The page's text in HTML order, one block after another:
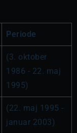
Periode
(3. oktober
1986 - 22. maj
1995)
(22. maj 1995 -
januar 2003)